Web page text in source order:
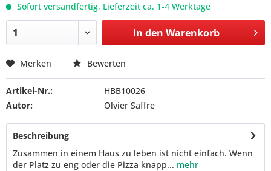
Sofort versandfertig, Lieferzeit ca. 1-4 Werktage
In den Warenkorb
Merken Bewerten
Artikel-Nr.:
HBB10026
Autor:
Olvier Saffre
Beschreibung
Zusammen in einem Haus zu leben ist nicht einfach. Wenn
der Platz zu eng oder die Pizza knapp... mehr